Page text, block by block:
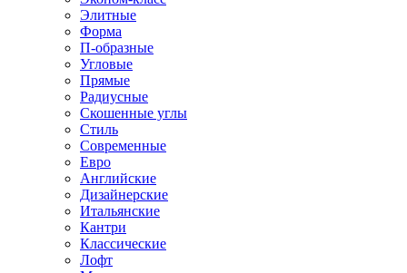
Элитные
Форма
П-образные
Угловые
Прямые
Радиусные
Скошенные углы
Стиль
Современные
Евро
Английские
Дизайнерские
Итальянские
Кантри
Классические
Лофт